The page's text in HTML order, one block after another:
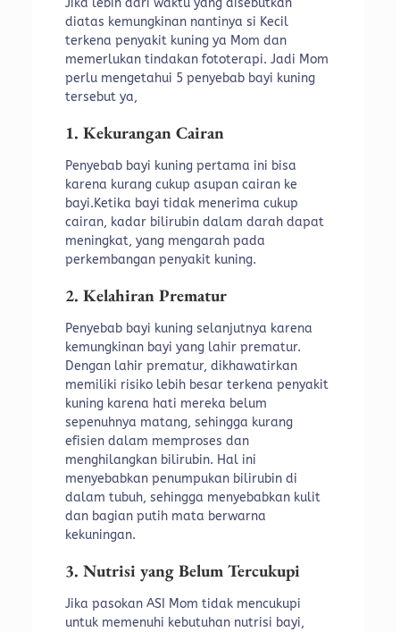
Jika lebih dari waktu yang disebutkan
diatas kemungkinan nantinya si Kecil
terkena penyakit kuning ya Mom dan
memerlukan tindakan fototerapi. Jadi Mom
perlu mengetahui 5 penyebab bayi kuning
tersebut ya,
1. Kekurangan Cairan
Penyebab bayi kuning pertama ini bisa
karena kurang cukup asupan cairan ke
bayi.Ketika bayi tidak menerima cukup
cairan, kadar bilirubin dalam darah dapat
meningkat, yang mengarah pada
perkembangan penyakit kuning.
2. Kelahiran Prematur
Penyebab bayi kuning selanjutnya karena
kemungkinan bayi yang lahir prematur.
Dengan lahir prematur, dikhawatirkan
memiliki risiko lebih besar terkena penyakit
kuning karena hati mereka belum
sepenuhnya matang, sehingga kurang
efisien dalam memproses dan
menghilangkan bilirubin. Hal ini
menyebabkan penumpukan bilirubin di
dalam tubuh, sehingga menyebabkan kulit
dan bagian putih mata berwarna
kekuningan.
3. Nutrisi yang Belum Tercukupi
Jika pasokan ASI Mom tidak mencukupi
untuk memenuhi kebutuhan nutrisi bayi,